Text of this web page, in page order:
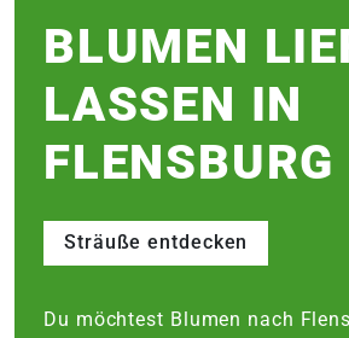
BLUMEN
LASSEN IN
FLENSBURG
Sträuße entdecken
Du möchtest Blumen nach